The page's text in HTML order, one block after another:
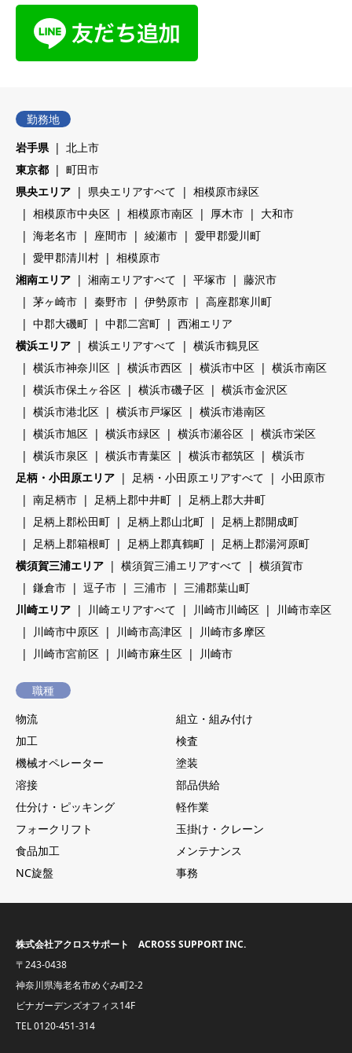
勤務地
岩手県
北上市
東京都
町田市
県央エリア
県央エリアすべて
相模原市緑区
相模原市中央区
相模原市南区 厚木市
大和市
海老名市
座間市 綾瀬市
愛甲郡愛川町
愛甲郡清川村
相模原市
湘南エリア
湘南エリアすべて 平塚市
藤沢市
茅ヶ崎市
秦野市 伊勢原市
高座郡寒川町
中郡大磯町
中郡二宮町
西湘エリア
横浜エリア
横浜エリアすべて
横浜市鶴見区
横浜市神奈川区
横浜市西区 横浜市中区
横浜市南区
横浜市保土ヶ谷区
横浜市磯子区
横浜市金沢区
横浜市港北区
横浜市戸塚区
横浜市港南区
横浜市旭区
横浜市緑区 横浜市瀬谷区
横浜市栄区
横浜市泉区
横浜市青葉区 横浜市都筑区
横浜市
足柄・小田原エリア
足柄・小田原エリアすべて
小田原市
南足柄市
足柄上郡中井町
足柄上郡大井町
足柄上郡松田町
足柄上郡山北町
足柄上郡開成町
足柄上郡箱根町
足柄上郡真鶴町
足柄上郡湯河原町
横須賀三浦エリア
横須賀三浦エリアすべて
横須賀市
鎌倉市
逗子市 三浦市
三浦郡葉山町
川崎エリア
川崎エリアすべて 川崎市川崎区
川崎市幸区
川崎市中原区
川崎市高津区
川崎市多摩区
川崎市宮前区
川崎市麻生区 川崎市
職種
物流
組立・組み付け
加工
検査
機械オペレーター
塗装
溶接
部品供給
仕分け・ピッキング
軽作業
フォークリフト
玉掛け・クレーン
食品加工
メンテナンス
NC旋盤
事務
株式会社アクロスサポート ACROSS SUPPORT INC.
〒243-0438
神奈川県海老名市めぐみ町2-2
ビナガーデンズオフィス14F
TEL0120-451-314